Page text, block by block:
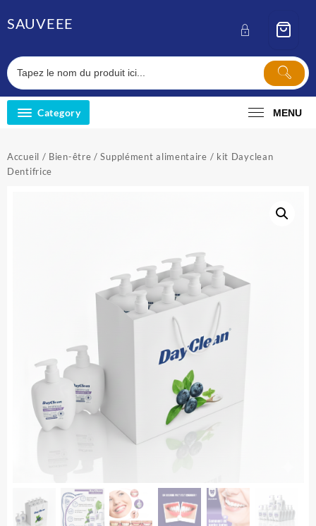
toSAUVEEE
Category MENU
Accueil / Bien-être /Supplément alimentaire / kit Dayclean
Dentifrice